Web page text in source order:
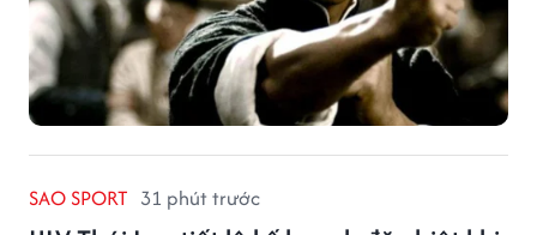
SAO SPORT 31 phút trước